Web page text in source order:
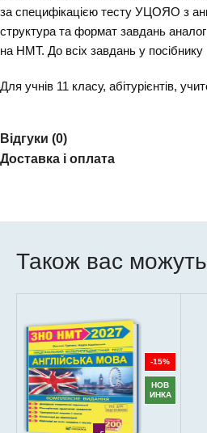
за специфікацією тесту УЦОЯО з
структура та формат завдань
на НМТ. До всіх завдань у посібнику
Для учнів 11 класу, абітурієнтів,
Відгуки (0)
Доставка і оплата
Також вас можуть
-15%
НОВ
ИНКА